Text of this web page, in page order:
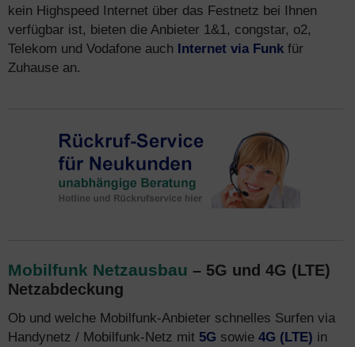
kein Highspeed Internet über das Festnetz bei Ihnen
verfügbar ist, bieten die Anbieter 1&1, congstar, o2,
Telekom und Vodafone auch Internet via Funk für
Zuhause an.
Mobilfunk Netzausbau – 5G und 4G (LTE)
Netzabdeckung
Ob und welche Mobilfunk-Anbieter schnelles Surfen via
Handynetz / Mobilfunk-Netz mit 5G sowie 4G (LTE) in